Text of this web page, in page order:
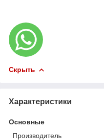
Скрыть
Характеристики
Основные
Производитель